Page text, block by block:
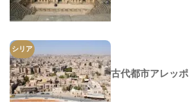
シリア
古代都市アレッポ